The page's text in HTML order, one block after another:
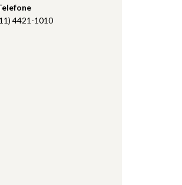
4421-1010